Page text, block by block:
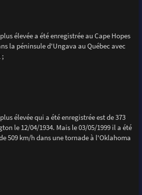
élevée a été enregistrée au Cape Hopes
la péninsule d'Ungava au Québec avec
;
élevée qui a été enregistrée est de 373
le 12/04/1934. Mais le 03/05/1999 il a été
509 km/h dans une tornade à l'Oklahoma